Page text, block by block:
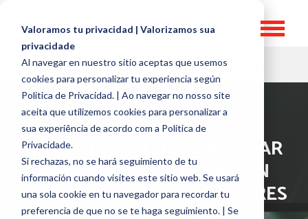
Valoramos tu privacidad | Valorizamos sua
privacidade
Al navegar en nuestro sitio aceptas que usemos
cookies para personalizar tu experiencia según
Politica de Privacidad. | Ao navegar no nosso site
aceita que utilizemos cookies para personalizar a
sua experiência de acordo com a Política de
Privacidade.
Si rechazas, no se hará seguimiento de tu
información cuando visites este sitio web. Se usará
una sola cookie en tu navegador para recordar tu
preferencia de que no se te haga seguimiento. | Se
HR TOPICS
[HR BATTLES] DESARROLLAR
VALORES Y CULTURA CON
TODOS LOS COLABORADORES